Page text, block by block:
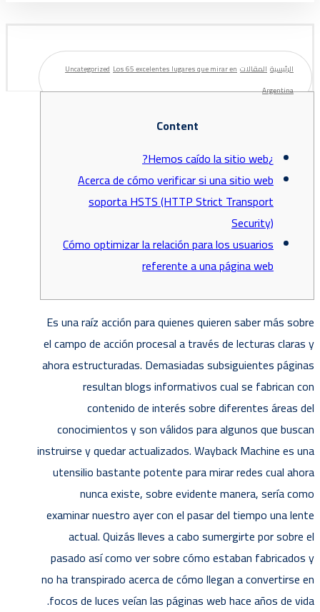
الرئيسية المقالات Uncategorized Los 65 excelentes lugares que mirar en
Argentina
Content
¿Hemos caído la sitio web?
Acerca de cómo verificar si una sitio web
soporta HSTS (HTTP Strict Transport
Security)
Cómo optimizar la relación para los usuarios
referente a una página web
Es una raíz acción para quienes quieren saber más sobre
el campo de acción procesal a través de lecturas claras y
ahora estructuradas. Demasiadas subsiguientes páginas
resultan blogs informativos cual se fabrican con
contenido de interés sobre diferentes áreas del
conocimientos y son válidos para algunos que buscan
instruirse y quedar actualizados.Wayback Machine es una
utensilio bastante potente para mirar redes cual ahora
nunca existe, sobre evidente manera, serí­a como
examinar nuestro ayer con el pasar del tiempo una lente
actual. Quizás lleves a cabo sumergirte por sobre el
pasado así­ como ver sobre cómo estaban fabricados y
no ha transpirado acerca de cómo llegan a convertirse en
focos de luces veían las páginas web hace años de vida.